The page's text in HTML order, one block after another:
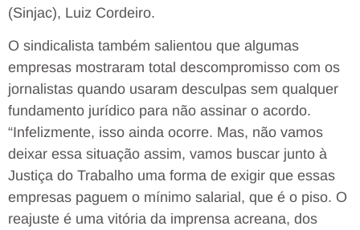
(Sinjac), Luiz Cordeiro.
O sindicalista também salientou que algumas
empresas mostraram total descompromisso com os
jornalistas quando usaram desculpas sem qualquer
fundamento jurídico para não assinar o acordo.
“Infelizmente, isso ainda ocorre. Mas, não vamos
deixar essa situação assim, vamos buscar junto à
Justiça do Trabalho uma forma de exigir que essas
empresas paguem o mínimo salarial, que é o piso. O
reajuste é uma vitória da imprensa acreana, dos